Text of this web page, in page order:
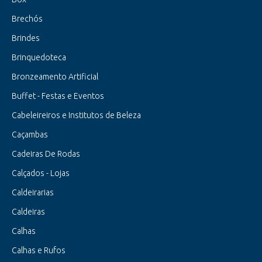
Brechós
Brindes
Brinquedoteca
Bronzeamento Artificial
Buffet - Festas e Eventos
Cabeleireiros e Institutos de Beleza
Caçambas
Cadeiras De Rodas
Calçados - Lojas
Caldeirarias
Caldeiras
Calhas
Calhas e Rufos